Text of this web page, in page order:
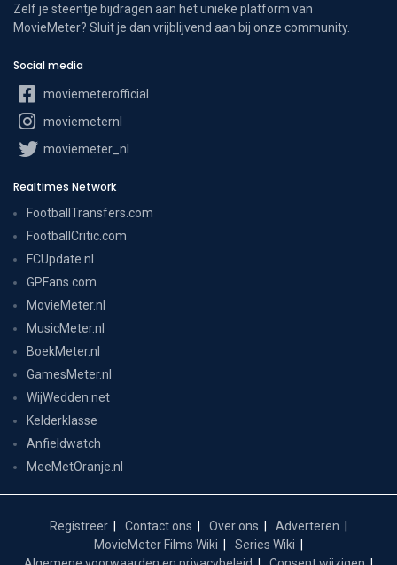
Zelf je steentje bijdragen aan het unieke platform van
MovieMeter? Sluit je dan vrijblijvend aan bij onze community.
Social media
moviemeterofficial
moviemeternl
moviemeter_nl
Realtimes Network
FootballTransfers.com
FootballCritic.com
FCUpdate.nl
GPFans.com
MovieMeter.nl
MusicMeter.nl
BoekMeter.nl
GamesMeter.nl
WijWedden.net
Kelderklasse
Anfieldwatch
MeeMetOranje.nl
Registreer Contact ons Over ons
Adverteren
MovieMeter Films Wiki
Series Wiki